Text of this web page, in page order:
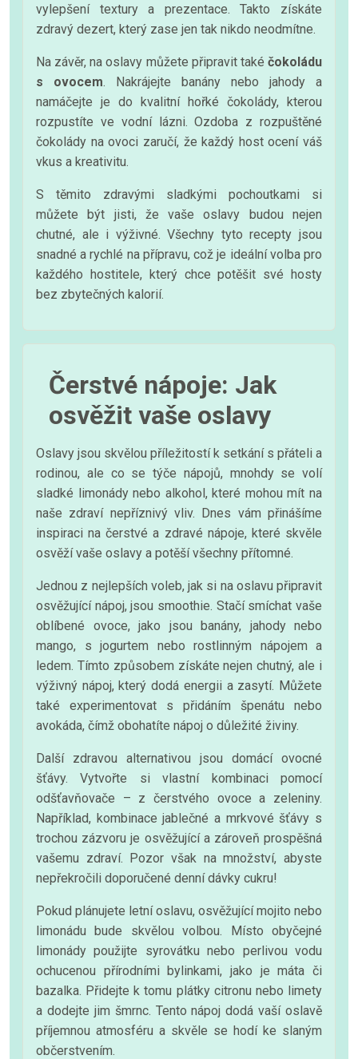
vylepšení textury a prezentace. Takto získáte
zdravý dezert, který zase jen tak nikdo neodmítne.
Na závěr, na oslavy můžete připravit také čokoládu
s ovocem. Nakrájejte banány nebo jahody a
namáčejte je do kvalitní hořké čokolády, kterou
rozpustíte ve vodní lázni. Ozdoba z rozpuštěné
čokolády na ovoci zaručí, že každý host ocení váš
vkus a kreativitu.
S těmito zdravými sladkými pochoutkami si
můžete být jisti, že vaše oslavy budou nejen
chutné, ale i výživné. Všechny tyto recepty jsou
snadné a rychlé na přípravu, což je ideální volba pro
každého hostitele, který chce potěšit své hosty
bez zbytečných kalorií.
Čerstvé nápoje: Jak
osvěžit vaše oslavy
Oslavy jsou skvělou příležitostí k setkání s přáteli a
rodinou, ale co se týče nápojů, mnohdy se volí
sladké limonády nebo alkohol, které mohou mít na
naše zdraví nepříznivý vliv. Dnes vám přinášíme
inspiraci na čerstvé a zdravé nápoje, které skvěle
osvěží vaše oslavy a potěší všechny přítomné.
Jednou z nejlepších voleb, jak si na oslavu připravit
osvěžující nápoj, jsou smoothie. Stačí smíchat vaše
oblíbené ovoce, jako jsou banány, jahody nebo
mango, s jogurtem nebo rostlinným nápojem a
ledem. Tímto způsobem získáte nejen chutný, ale i
výživný nápoj, který dodá energii a zasytí. Můžete
také experimentovat s přidáním špenátu nebo
avokáda, čímž obohatíte nápoj o důležité živiny.
Další zdravou alternativou jsou domácí ovocné
šťávy. Vytvořte si vlastní kombinaci pomocí
odšťavňovače – z čerstvého ovoce a zeleniny.
Například, kombinace jablečné a mrkvové šťávy s
trochou zázvoru je osvěžující a zároveň prospěšná
vašemu zdraví. Pozor však na množství, abyste
nepřekročili doporučené denní dávky cukru!
Pokud plánujete letní oslavu, osvěžující mojito nebo
limonádu bude skvělou volbou. Místo obyčejné
limonády použijte syrovátku nebo perlivou vodu
ochucenou přírodními bylinkami, jako je máta či
bazalka. Přidejte k tomu plátky citronu nebo limety
a dodejte jim šmrnc. Tento nápoj dodá vaší oslavě
příjemnou atmosféru a skvěle se hodí ke slaným
občerstvením.